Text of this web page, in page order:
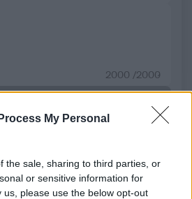
My Personal
the sale, sharing to third parties, or
or sensitive information for
please use the below opt-out
2000 /2000
από reCAPTCHA, ισχύουν
Lifestyle
ΣΕΦΕΡΛΗΣ